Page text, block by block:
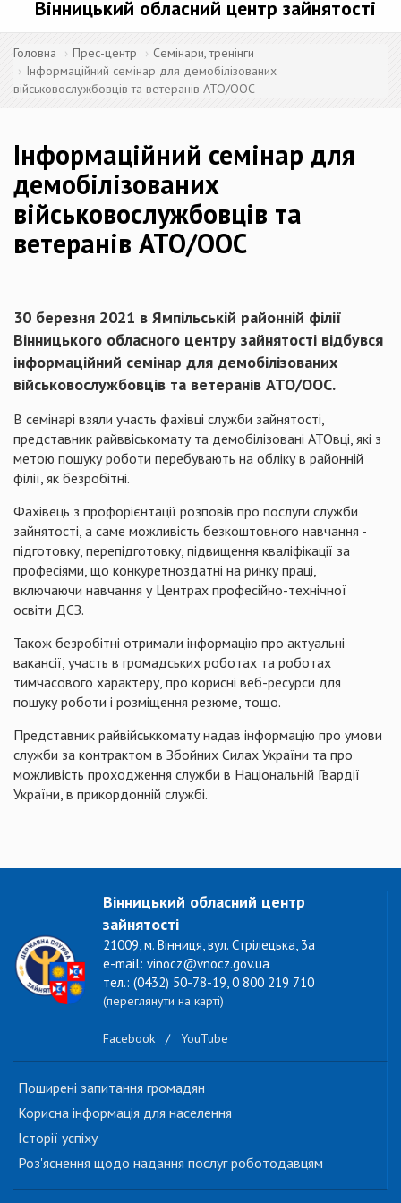
Вінницький обласний центр зайнятості
Головна Прес-центр
Семінари, тренінги
Інформаційний семінар для демобілізованих
військовослужбовців та ветеранів АТО/ООС
Інформаційний семінар для
демобілізованих
військовослужбовців та
ветеранів АТО/ООС
30 березня 2021 в Ямпільській районній філії
Вінницького обласного центру зайнятості відбувся
інформаційний семінар для демобілізованих
військовослужбовців та ветеранів АТО/ООС.
В семінарі взяли участь фахівці служби зайнятості,
представник райввіськомату та демобілізовані АТОвці, які з
метою пошуку роботи перебувають на обліку в районній
філії, як безробітні.
Фахівець з профорієнтації розповів про послуги служби
зайнятості, а саме можливість безкоштовного навчання -
підготовку, перепідготовку, підвищення кваліфікації за
професіями, що конкуретноздатні на ринку праці,
включаючи навчання у Центрах професійно-технічної
освіти ДСЗ.
Також безробітні отримали інформацію про актуальні
вакансії, участь в громадських роботах та роботах
тимчасового характеру, про корисні веб-ресурси для
пошуку роботи і розміщення резюме, тощо.
Представник райвійськкомату надав інформацію про умови
служби за контрактом в Збойних Силах України та про
можливість проходження служби в Національній Гвардії
України, в прикордонній службі.
Вінницький обласний центр
зайнятості
21009, м. Вінниця, вул. Стрілецька, 3а
e-mail: vinocz@vnocz.gov.ua
тел.: (0432) 50-78-19, 0 800 219 710
(переглянути на карті)
Facebook / YouTube
Поширені запитання громадян
Корисна інформація для населення
Історії успіху
Роз'яснення щодо надання послуг роботодавцям